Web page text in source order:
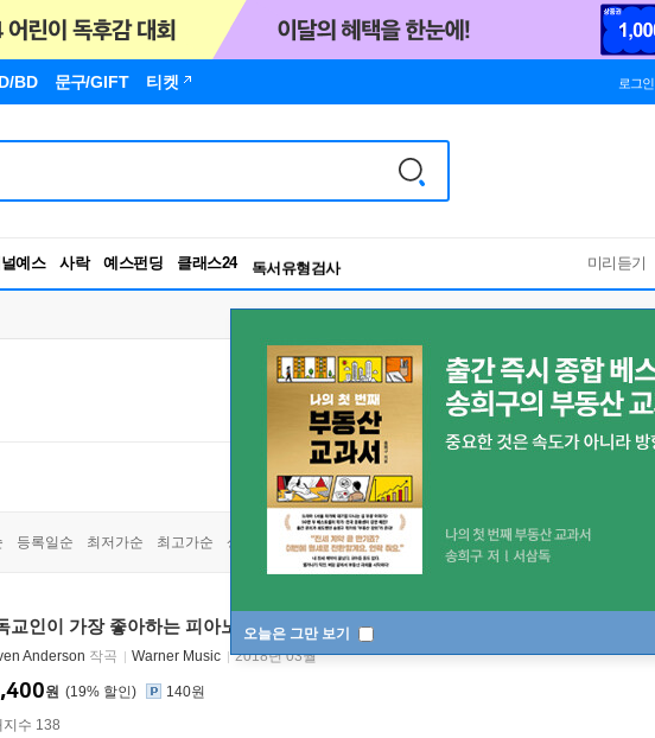
BD 문구/GIFT 티켓 로그인
예스 사락 예스펀딩 클래스24
독서유형검사
미리듣기
오늘은 그만 보기
등록일순 최저가순 최고가순 상품명순
교인이 가장 좋아하는 피아노 찬양 101선 (101 Best Loved Piano Hymns)
Anderson 작곡 Warner Music 2018년 03월
19%
원
140원
지수 138